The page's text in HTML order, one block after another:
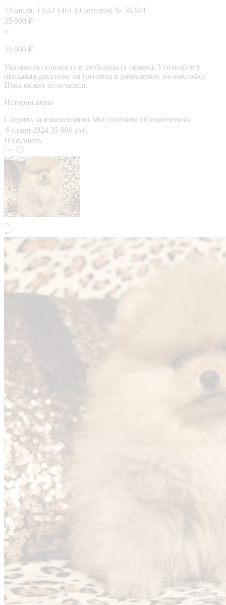
23 июля, 13:42 1461 (0 сегодня) № 56 641
35 000 ₽
35 000 ₽
Указанная стоимость в любимцы (в семью). Уточняйте у
продавца доступен ли питомец в разведение, на выставку.
Цена может отличаться.
История цены
Следить за изменениями Мы сообщим об изменениях
6 июня 2024 35 000 руб.
Позвонить